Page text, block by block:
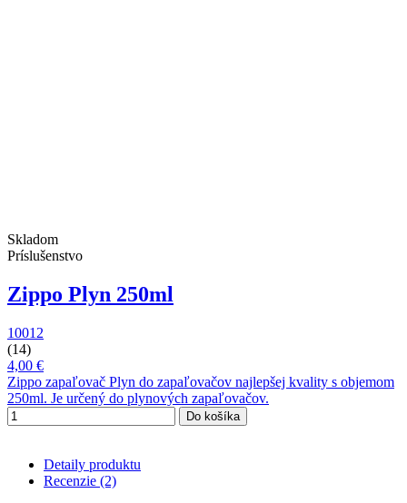
Skladom
Príslušenstvo
Zippo Plyn 250ml
10012
(14)
4,00 €
Zippo zapaľovač Plyn do zapaľovačov najlepšej kvality s objemom
250ml. Je určený do plynových zapaľovačov.
Do košíka
Detaily produktu
Recenzie (2)